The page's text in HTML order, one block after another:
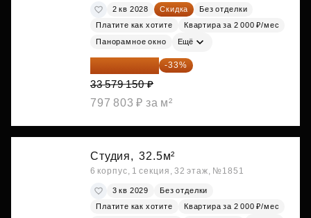
2 кв 2028 Скидка
Без отделки
Платите как хотите
Квартира за 2 000 ₽/мес
Панорамное окно Ещё
22 498 031 ₽ -33%
33 579 150 ₽
797 803 ₽ за м²
Студия, 32.5м²
6 корпус, 1 секция, 32 этаж, №1851
3 кв 2029
Без отделки
Платите как хотите
Квартира за 2 000 ₽/мес